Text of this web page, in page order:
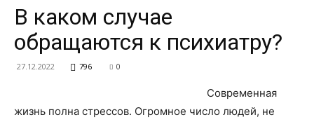
и
все
В каком случае
обращаются к психиатру?
27.12.2022 796 0
Современная
жизнь полна стрессов. Огромное число людей, не